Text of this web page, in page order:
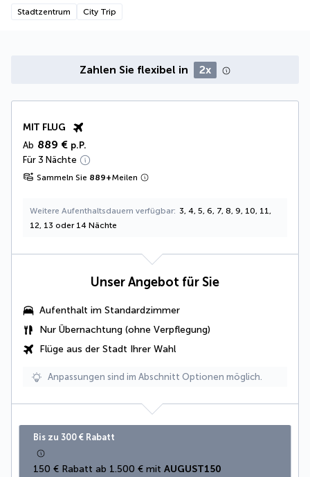
Stadtzentrum City Trip
Zahlen Sie flexibel in 2x
MIT FLUG
Ab 889 € p.P.
Für 3 Nächte
Sammeln Sie 889+Meilen
Weitere Aufenthaltsdauern verfügbar 3, 4, 5, 6, 7, 8, 9, 10, 11,
12, 13 oder 14 Nächte
Unser Angebot für Sie
Aufenthalt im Standardzimmer
Nur Übernachtung (ohne Verpflegung)
Flüge aus der Stadt Ihrer Wahl
Anpassungen sind im Abschnitt Optionen möglich.
Bis zu 300 € Rabatt
150 € Rabatt ab 1.500 € mit AUGUST150